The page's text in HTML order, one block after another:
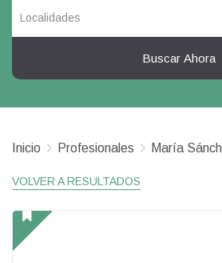
Localidades
Buscar Ahora
Inicio Profesionales María
VOLVER A RESULTADOS